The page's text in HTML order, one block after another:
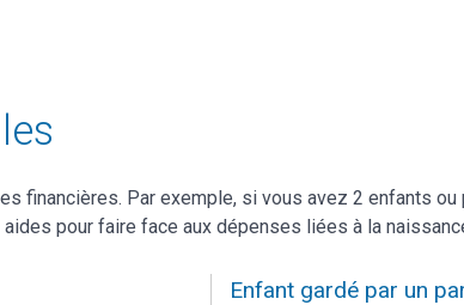
financières. Par exemple, si vous avez 2 enfants
pour faire face aux dépenses liées à la
Enfant gardé par un